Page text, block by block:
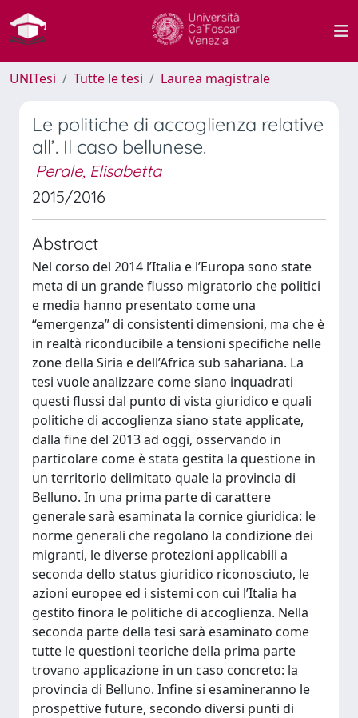
UNITesi Tutte le tesi Laurea magistrale
Le politiche di accoglienza relative
all’. Il caso bellunese.
Perale, Elisabetta
2015/2016
Abstract
Nel corso del 2014 l’Italia e l’Europa sono state
meta di un grande flusso migratorio che politici
e media hanno presentato come una
“emergenza” di consistenti dimensioni, ma che è
in realtà riconducibile a tensioni specifiche nelle
zone della Siria e dell’Africa sub sahariana. La
tesi vuole analizzare come siano inquadrati
questi flussi dal punto di vista giuridico e quali
politiche di accoglienza siano state applicate,
dalla fine del 2013 ad oggi, osservando in
particolare come è stata gestita la questione in
un territorio delimitato quale la provincia di
Belluno. In una prima parte di carattere
generale sarà esaminata la cornice giuridica: le
norme generali che regolano la condizione dei
migranti, le diverse protezioni applicabili a
seconda dello status giuridico riconosciuto, le
azioni europee ed i sistemi con cui l’Italia ha
gestito finora le politiche di accoglienza. Nella
seconda parte della tesi sarà esaminato come
tutte le questioni teoriche della prima parte
trovano applicazione in un caso concreto: la
provincia di Belluno. Infine si esamineranno le
prospettive future, secondo diversi punti di